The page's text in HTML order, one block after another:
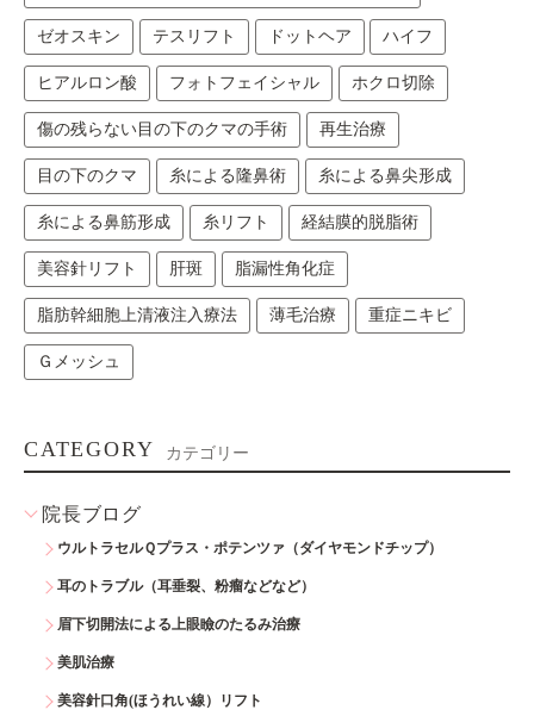
ゼオスキン テスリフト ドットヘア ハイフ
ヒアルロン酸 フォトフェイシャル ホクロ切除
傷の残らない目の下のクマの手術 再生治療
目の下のクマ 糸による隆鼻術 糸による鼻尖形成
糸による鼻筋形成 糸リフト 経結膜的脱脂術
美容針リフト 肝斑 脂漏性角化症
脂肪幹細胞上清液注入療法 薄毛治療 重症ニキビ
Ｇメッシュ
CATEGORY カテゴリー
院長ブログ
ウルトラセルＱプラス・ポテンツァ（ダイヤモンドチップ）
耳のトラブル（耳垂裂、粉瘤などなど）
眉下切開法による上眼瞼のたるみ治療
美肌治療
美容針口角(ほうれい線）リフト